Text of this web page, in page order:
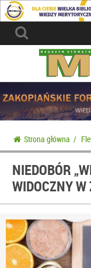
Strona główna /
NIEDOBÓR
WIDOCZNY W